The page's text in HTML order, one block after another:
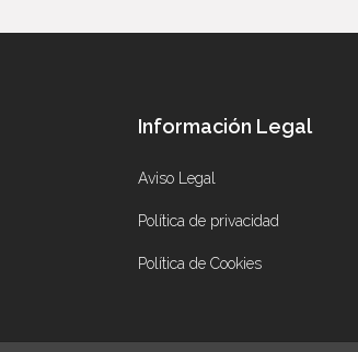
Información Legal
Aviso Legal
Política de privacidad
Política de Cookies